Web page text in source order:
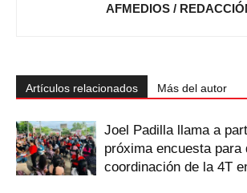
AFMEDIOS /
Artículos relacionados Más del autor
Joel Padilla llama a
próxima encuesta para
coordinación de la 4T